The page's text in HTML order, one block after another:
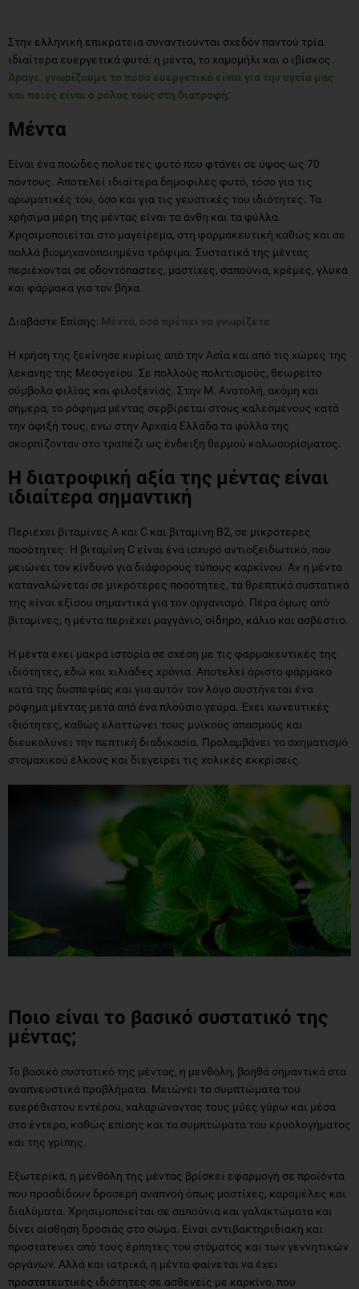
Στην ελληνική επικράτεια συναντιούνται σχεδόν παντού τρία
ιδιαίτερα ευεργετικά φυτά: η μέντα, το χαμομήλι και ο ιβίσκος.
Άραγε, γνωρίζουμε το πόσο ευεργετικά είναι για την υγεία μας
και ποιος είναι ο ρόλος τους στη διατροφή;
Μέντα
Είναι ένα ποώδες πολυετές φυτό που φτάνει σε ύψος ως 70
πόντους. Αποτελεί ιδιαίτερα δημοφιλές φυτό, τόσο για τις
αρωματικές του, όσο και για τις γευστικές του ιδιότητες. Τα
χρήσιμα μέρη της μέντας είναι τα άνθη και τα φύλλα.
Χρησιμοποιείται στο μαγείρεμα, στη φαρμακευτική καθώς και σε
πολλά βιομηχανοποιημένα τρόφιμα. Συστατικά της μέντας
περιέχονται σε οδοντόπαστες, μαστίχες, σαπούνια, κρέμες, γλυκά
και φάρμακα για τον βήχα.
Διαβάστε Επίσης: Μέντα, όσα πρέπει να γνωρίζετε
Η χρήση της ξεκίνησε κυρίως από την Ασία και από τις χώρες της
λεκάνης της Μεσογείου. Σε πολλούς πολιτισμούς, θεωρείτο
σύμβολο φιλίας και φιλοξενίας. Στην Μ. Ανατολή, ακόμη και
σήμερα, το ρόφημα μέντας σερβίρεται στους καλεσμένους κατά
την άφιξή τους, ενώ στην Αρχαία Ελλάδα τα φύλλα της
σκορπίζονταν στο τραπέζι ως ένδειξη θερμού καλωσορίσματος.
Η διατροφική αξία της μέντας είναι
ιδιαίτερα σημαντική
Περιέχει βιταμίνες Α και C και βιταμίνη Β2, σε μικρότερες
ποσότητες. Η βιταμίνη C είναι ένα ισχυρό αντιοξειδωτικό, που
μειώνει τον κίνδυνο για διάφορους τύπους καρκίνου. Αν η μέντα
καταναλώνεται σε μικρότερες ποσότητες, τα θρεπτικά συστατικά
της είναι εξίσου σημαντικά για τον οργανισμό. Πέρα όμως από
βιταμίνες, η μέντα περιέχει μαγγάνιο, σίδηρο, κάλιο και ασβέστιο.
Η μέντα έχει μακρά ιστορία σε σχέση με τις φαρμακευτικές της
ιδιότητες, εδώ και χιλιάδες χρόνια. Αποτελεί άριστο φάρμακο
κατά της δυσπεψίας και για αυτόν τον λόγο συστήνεται ένα
ρόφημα μέντας μετά από ένα πλούσιο γεύμα. Έχει χωνευτικές
ιδιότητες, καθώς ελαττώνει τους μυϊκούς σπασμούς και
διευκολύνει την πεπτική διαδικασία. Προλαμβάνει το σχηματισμό
στομαχικού έλκους και διεγείρει τις χολικές εκκρίσεις.
Ποιο είναι το βασικό συστατικό της
μέντας;
Το βασικό συστατικό της μέντας, η μενθόλη, βοηθά σημαντικά στα
αναπνευστικά προβλήματα. Μειώνει τα συμπτώματα του
ευερέθιστου εντέρου, χαλαρώνοντας τους μύες γύρω και μέσα
στο έντερο, καθώς επίσης και τα συμπτώματα του κρυολογήματος
και της γρίπης.
Εξωτερικά, η μενθόλη της μέντας βρίσκει εφαρμογή σε προϊόντα
που προσδίδουν δροσερή αναπνοή όπως μαστίχες, καραμέλες και
διαλύματα. Χρησιμοποιείται σε σαπούνια και γαλακτώματα και
δίνει αίσθηση δροσιάς στο σώμα. Είναι αντιβακτηριδιακή και
προστατεύει από τους έρπητες του στόματος και των γεννητικών
οργάνων. Αλλά και ιατρικά, η μέντα φαίνεται να έχει
προστατευτικές ιδιότητες σε ασθενείς με καρκίνο, που